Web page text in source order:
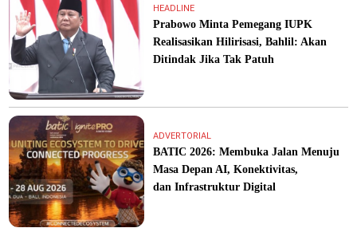
HEADLINE
Prabowo Minta Pemegang IUPK
Realisasikan Hilirisasi, Bahlil: Akan
Ditindak Jika Tak Patuh
ADVERTORIAL
BATIC 2026: Membuka Jalan Menuju
Masa Depan AI, Konektivitas,
dan Infrastruktur Digital